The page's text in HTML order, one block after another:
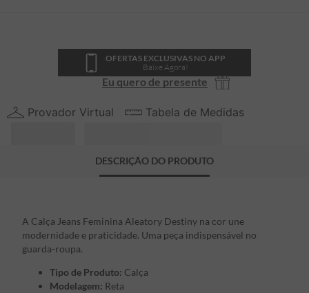
OFERTAS EXCLUSIVAS NO APP
Baixe Agora!
Eu quero de presente
Provador Virtual Tabela de Medidas
DESCRIÇÃO DO PRODUTO
A Calça Jeans Feminina Aleatory Destiny na cor une
modernidade e praticidade. Uma peça indispensável no
guarda-roupa.
Tipo de Produto: Calça
Modelagem: Reta